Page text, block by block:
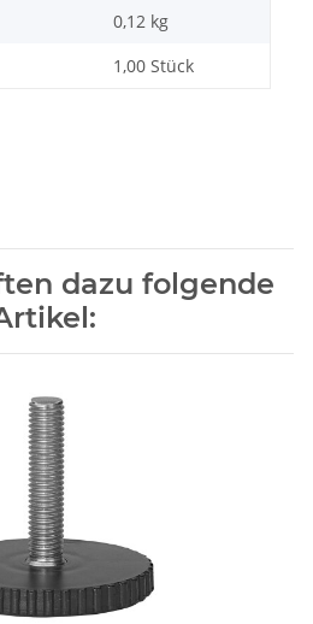
0,12 kg
1,00 Stück
dazu folgende